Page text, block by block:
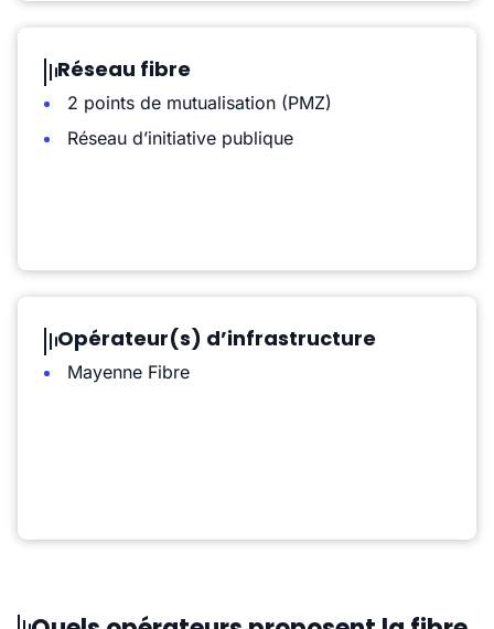
Réseau fibre
2 points de mutualisation (PMZ)
Réseau d’initiative publique
Opérateur(s) d’infrastructure
Mayenne Fibre